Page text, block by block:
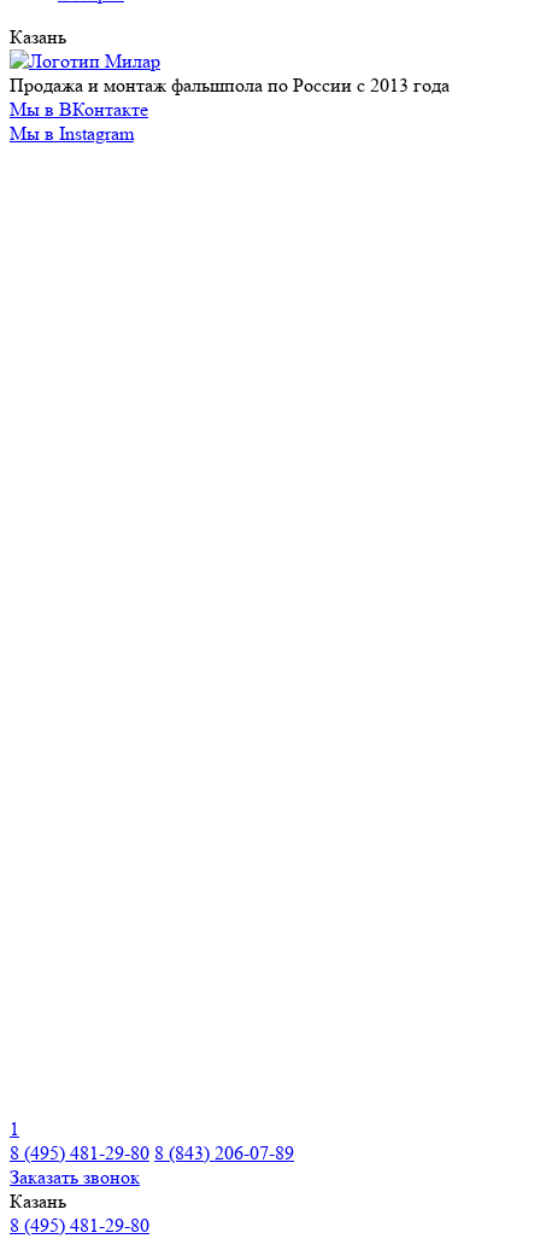
Казань
Продажа и монтаж фальшпола по России с 2013 года
Мы в ВКонтакте
Мы в Instagram
1
8 (495) 481-29-80 8 (843) 206-07-89
Заказать звонок
Казань
8 (495) 481-29-80